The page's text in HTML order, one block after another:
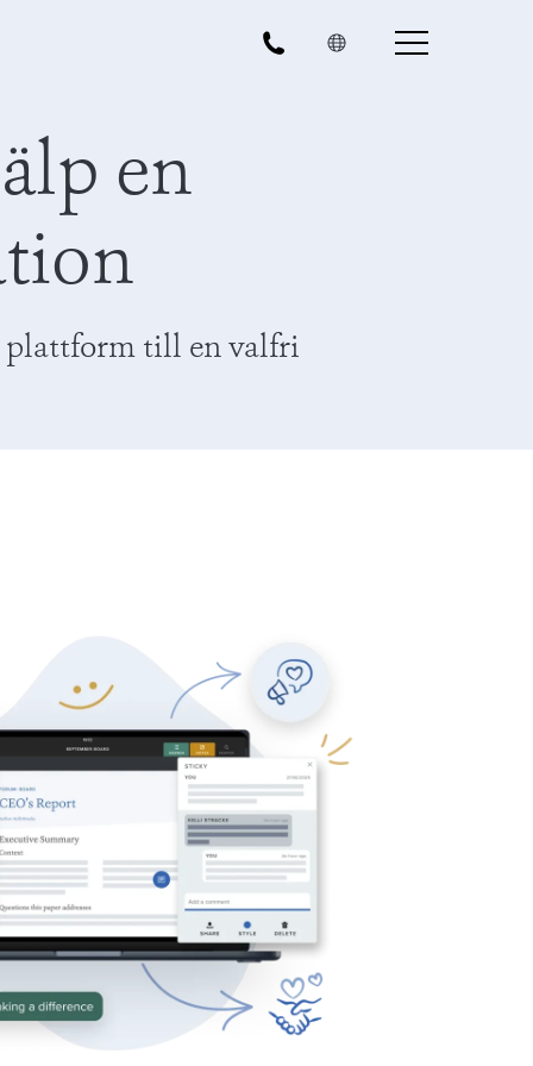
en
plattform till en valfri